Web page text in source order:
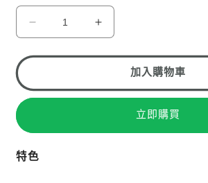
MONT-
BELL
ALPINE
POLE
CARB
纖
維
MONT-
BELL
ALPINE
FOLDING
POLE
CARB
纖
加入購物車
立即購買
特色